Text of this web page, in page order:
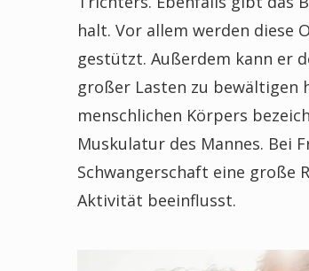
halt. Vor allem werden diese
gestützt. Außerdem kann er
großer Lasten zu bewältigen
menschlichen Körpers
Muskulatur des Mannes. Bei
Schwangerschaft eine große
Aktivität beeinflusst.